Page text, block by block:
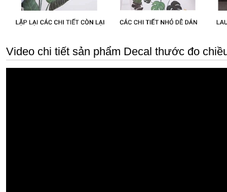
Video chi tiết sản phẩm Decal thước đo